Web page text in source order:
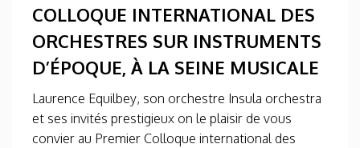
COLLOQUE INTERNATIONAL DES
ORCHESTRES SUR INSTRUMENTS
D’ÉPOQUE, À LA SEINE MUSICALE
Laurence Equilbey, son orchestre Insula orchestra
et ses invités prestigieux on le plaisir de vous
convier au Premier Colloque international des